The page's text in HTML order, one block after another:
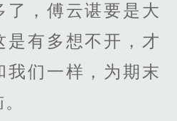
了，傅云谌要是大
是有多想不开，才
我们一样，为期末